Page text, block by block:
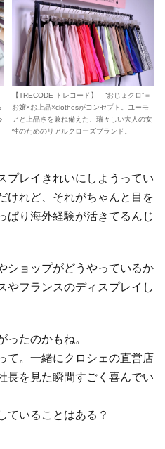
【TRECODE トレコード】 “おじょクロ”＝
お嬢×お上品×clothesがコンセプト。ユーモ
アと上品さを兼ね備えた、瑞々しい大人の女
性のためのリアルクローズブランド。
プレイきれいにしようってい
けれど、それがちゃんと目を
ぱり海外経験が活きてるんじ
ショップがどうやっているか
やフランスのディスプレイし
ったのかもね。
て。一緒にクロシェの直営店
長を見た瞬間すごく喜んでい
ていることはある？